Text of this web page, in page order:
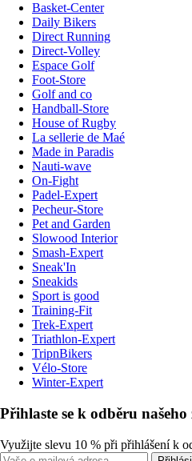
Basket-Center
Daily Bikers
Direct Running
Direct-Volley
Espace Golf
Foot-Store
Golf and co
Handball-Store
House of Rugby
La sellerie de Maé
Made in Paradis
Nauti-wave
On-Fight
Padel-Expert
Pecheur-Store
Pet and Garden
Slowood Interior
Smash-Expert
Sneak'In
Sneakids
Sport is good
Training-Fit
Trek-Expert
Triathlon-Expert
TripnBikers
Vélo-Store
Winter-Expert
Přihlaste se k odběru
Využijte slevu 10 % při přihlášení k